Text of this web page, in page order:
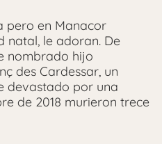
pero en Manacor
natal, le adoran. De
nombrado hijo
des Cardessar, un
devastado por una
de 2018 murieron trece